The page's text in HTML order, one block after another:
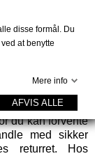
tøj,
betaling,
du kan forvente
med sikker
returret. Hos
disse formål. Du
at benytte
Mere info
AFVIS ALLE